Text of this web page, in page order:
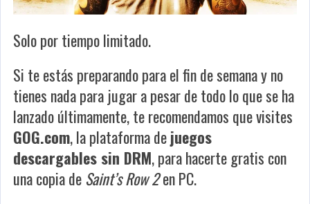
Solo por tiempo limitado.
Si te estás preparando para el fin de semana y no
tienes nada para jugar a pesar de todo lo que se ha
lanzado últimamente, te recomendamos que visites
GOG.com, la plataforma dejuegos
descargables sin DRM, para hacerte gratis con
una copia de Saint’s Row 2en PC.